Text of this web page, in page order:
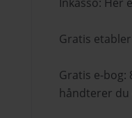
Gratis
Gratis e-bog:
håndterer du